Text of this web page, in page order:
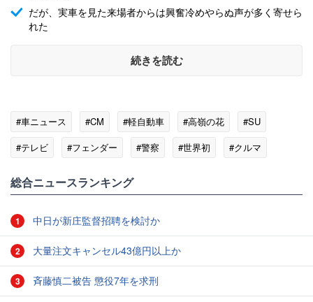
だが、実車を見た来場者からは興奮冷めやらぬ声が多く寄せら
れた
続きを読む
#車ニュース #CM #軽自動車 #高嶺の花
#SU
#テレビ
#フェンダー #警察 #世界初 #クルマ
総合ニュースランキング
1 中日が新庄監督招聘を検討か
2 大量注文キャンセル43億円以上か
3 斉藤慎二被告 懲役7年を求刑